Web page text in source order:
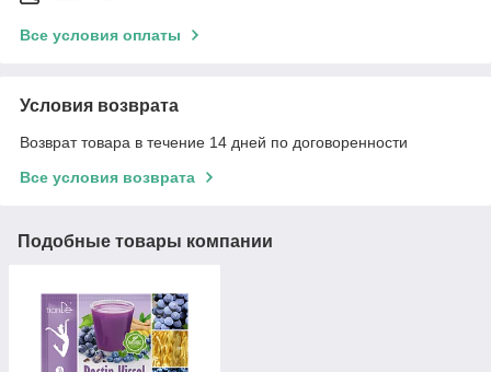
Все условия оплаты
Условия возврата
Возврат товара в течение 14 дней по договоренности
Все условия возврата
Подобные товары компании